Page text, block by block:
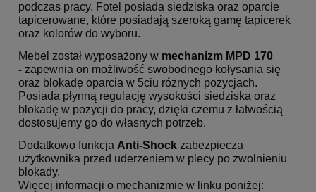
podczas pracy. Fotel posiada siedziska oraz oparcie
tapicerowane, które posiadają szeroką gamę tapicerek
oraz kolorów do wyboru.
Mebel został wyposażony w mechanizm MPD 170
- zapewnia on możliwość swobodnego kołysania się
oraz blokadę oparcia w 5ciu różnych pozycjach.
Posiada płynną regulację wysokości siedziska oraz
blokadę w pozycji do pracy, dzięki czemu z łatwością
dostosujemy go do własnych potrzeb.
Dodatkowo funkcja Anti-Shock zabezpiecza
użytkownika przed uderzeniem w plecy po zwolnieniu
blokady.
Więcej informacji o mechanizmie w linku poniżej: